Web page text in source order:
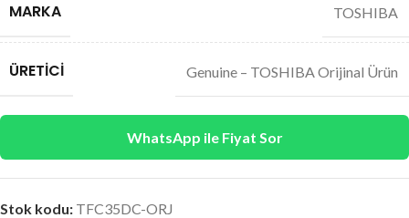
MARKA TOSHIBA
ÜRETICI Genuine – TOSHIBA Orijinal Ürün
WhatsApp ile Fiyat Sor
Stok kodu: TFC35DC-ORJ